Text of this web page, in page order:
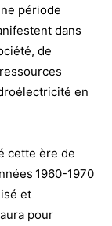
période
dans
de
en
cette ère de
1960-1970
et
pour